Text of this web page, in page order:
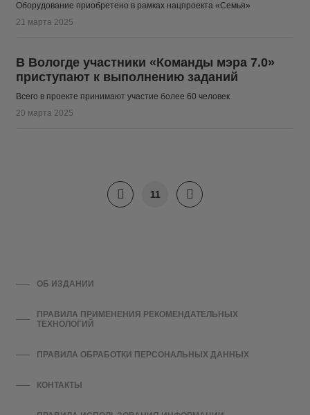
Оборудование приобретено в рамках нацпроекта «Семья»
21 марта 2025
В Вологде участники «Команды мэра 7.0»
приступают к выполнению заданий
Всего в проекте принимают участие более 60 человек
20 марта 2025
11
ОБ ИЗДАНИИ
ПРАВИЛА ПРИМЕНЕНИЯ РЕКОМЕНДАТЕЛЬНЫХ
ТЕХНОЛОГИЙ
ПРАВИЛА ОБРАБОТКИ ПЕРСОНАЛЬНЫХ ДАННЫХ
КОНТАКТЫ